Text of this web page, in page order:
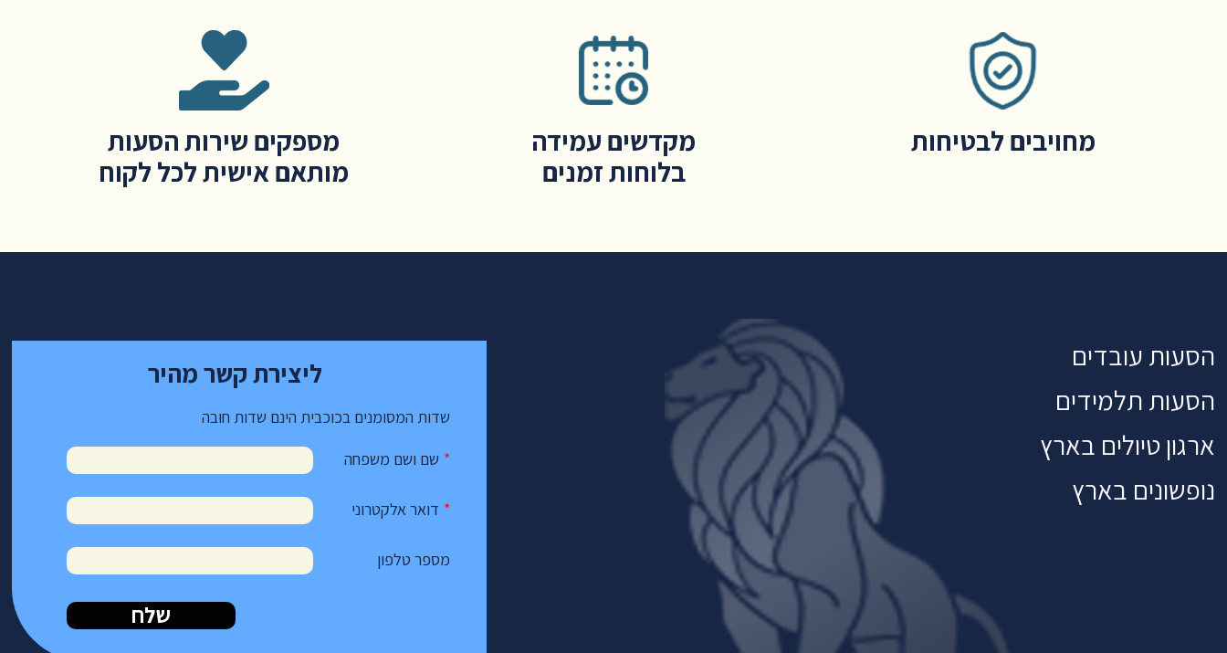
מחויבים לבטיחות
מקדשים עמידה
בלוחות זמנים
מספקים שירות הסעות
מותאם אישית לכל לקוח
הסעות עובדים
הסעות תלמידים
ארגון טיולים בארץ
נופשונים בארץ
ליצירת קשר מהיר
שדות המסומנים בכוכבית הינם שדות חובה
* שם ושם משפחה
* דואר אלקטרוני
מספר טלפון